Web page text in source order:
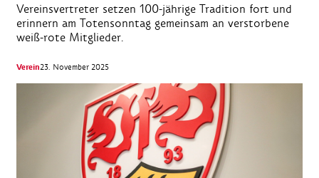
Vereinsvertreter setzen 100-jährige Tradition fort und
erinnern am Totensonntag gemeinsam an verstorbene
weiß-rote Mitglieder.
Verein23. November 2025